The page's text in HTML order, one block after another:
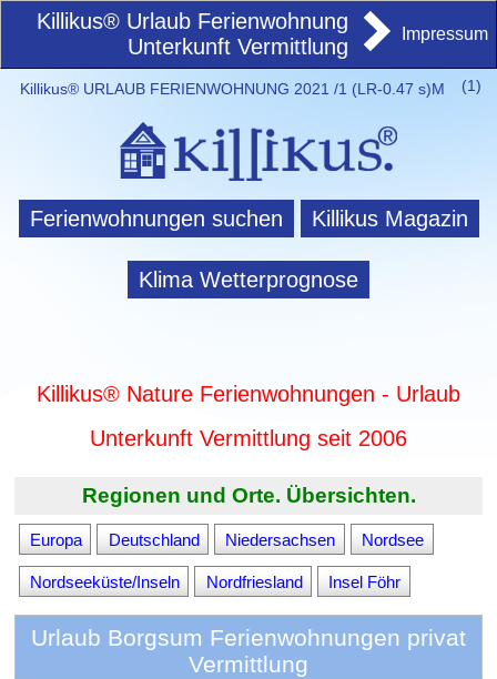
Killikus® Urlaub Ferienwohnung
Unterkunft Vermittlung
Impressum
(1)
Killikus® URLAUB FERIENWOHNUNG 2021 /1 (LR-0.47 s)M
Ferienwohnungen suchen Killikus Magazin
Klima Wetterprognose
Killikus® Nature Ferienwohnungen - Urlaub
Unterkunft Vermittlung seit 2006
Regionen und Orte. Übersichten.
Europa Deutschland Niedersachsen Nordsee
Nordseeküste/Inseln Nordfriesland Insel Föhr
Urlaub Borgsum Ferienwohnungen privat
Vermittlung